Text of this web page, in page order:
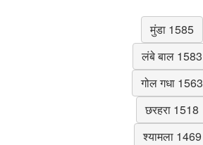
मुंडा 1585
लंबे बाल 1583
गोल गधा 1563
छरहरा 1518
श्यामला 1469